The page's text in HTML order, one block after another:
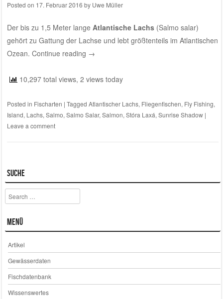
Posted on 17. Februar 2016 by Uwe Müller
Der bis zu 1,5 Meter lange Atlantische Lachs (Salmo salar)
gehört zu Gattung der Lachse und lebt größtenteils im Atlantischen
Ozean. Continue reading →
10,297 total views, 2 views today
Posted in Fischarten | Tagged Atlantischer Lachs, Fliegenfischen, Fly Fishing,
Island, Lachs, Salmo, Salmo Salar, Salmon, Stóra Laxá, Sunrise Shadow |
Leave a comment
Suche
Search
Menü
Artikel
Gewässerdaten
Fischdatenbank
Wissenswertes